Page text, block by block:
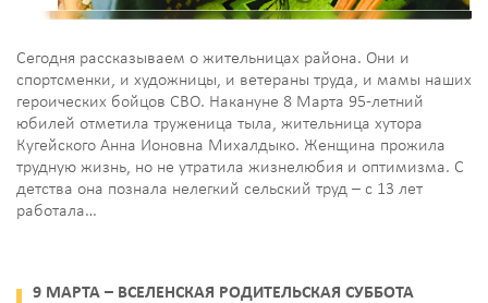
Сегодня рассказываем о жительницах района. Они и
спортсменки, и художницы, и ветераны труда, и мамы наших
героических бойцов СВО. Накануне 8 Марта 95-летний
юбилей отметила труженица тыла, жительница хутора
Кугейского Анна Ионовна Михалдыко. Женщина прожила
трудную жизнь, но не утратила жизнелюбия и оптимизма. С
детства она познала нелегкий сельский труд – с 13 лет
работала…
9 МАРТА – ВСЕЛЕНСКАЯ РОДИТЕЛЬСКАЯ СУББОТА